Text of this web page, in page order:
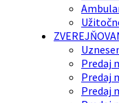
Predaj
Predaj
Predaj